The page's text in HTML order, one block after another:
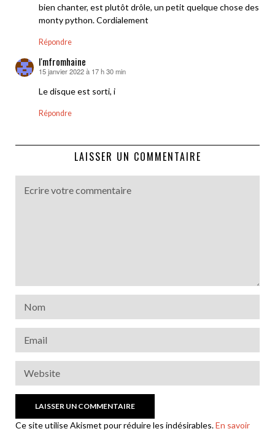
bien chanter, est plutôt drôle, un petit quelque chose des
monty python. Cordialement
Répondre
I'mfromhaine
dit :
15 janvier 2022 à 17 h 30 min
Le disque est sorti, i
Répondre
LAISSER UN COMMENTAIRE
Ce site utilise Akismet pour réduire les indésirables.En savoir